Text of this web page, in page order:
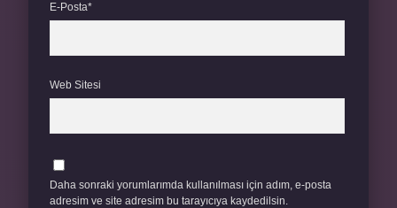
E-Posta*
Web Sitesi
Daha sonraki yorumlarımda kullanılması için adım, e-posta
adresim ve site adresim bu tarayıcıya kaydedilsin.